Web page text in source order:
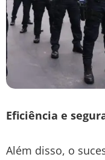
Eficiência e
Além disso, o